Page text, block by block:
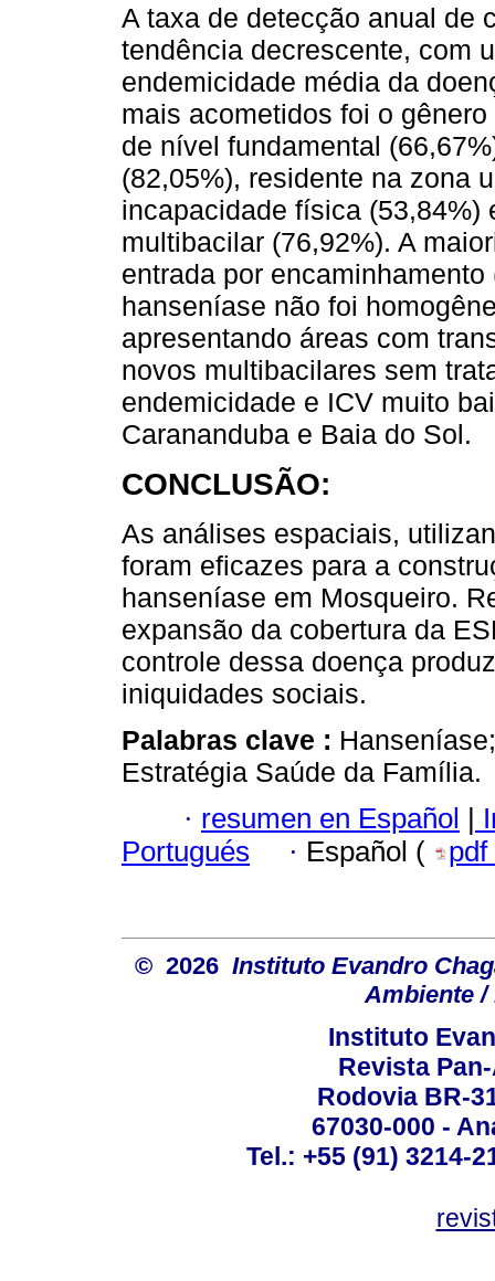
A taxa de detecção anual de
tendência decrescente, com
endemicidade média da
mais acometidos foi o
de nível fundamental
(82,05%), residente na zona
incapacidade física
multibacilar (76,92%). A
entrada por
hanseníase não foi
apresentando áreas com
novos multibacilares sem
endemicidade e ICV muito
Carananduba e Baia do Sol.
CONCLUSÃO:
As análises espaciais,
foram eficazes para a
hanseníase em Mosqueiro.
expansão da cobertura da
controle dessa doença
iniquidades sociais.
Palabras clave :
Estratégia Saúde da Família.
· resumen en Español
Portugués
· Español ( pdf
© 2026 Instituto Evandro
Ambiente /
Instituto
Revista
Rodovia BR-
67030-000 -
Tel.: +55 (91) 3214-